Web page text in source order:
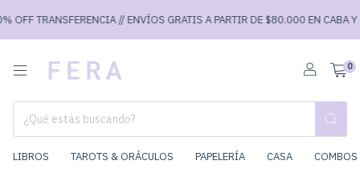
TRANSFERENCIA // ENVÍOS GRATIS A PARTIR DE $80.000 EN CABA Y
0
LIBROS TAROTS & ORÁCULOS PAPELERÍA CASA